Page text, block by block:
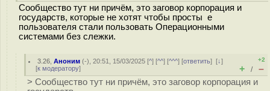
Сообщество тут ни причём, это заговор корпорация и
государств, которые не хотят чтобы просты е
пользователя стали пользовать Операционными
системами без слежки.
3.26 ,Аноним (-), 20:51, 15/03/2025 [^] [^^] [^^^] [ответить][↓]
[к модератору]
+2
+ / –
> Сообщество тут ни причём, это заговор корпорация и